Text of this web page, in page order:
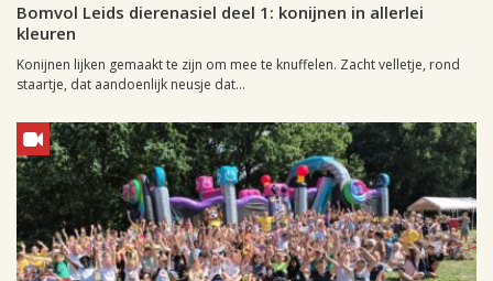
Bomvol Leids dierenasiel deel 1: konijnen in allerlei
kleuren
Konijnen lijken gemaakt te zijn om mee te knuffelen. Zacht velletje, rond
staartje, dat aandoenlijk neusje dat...